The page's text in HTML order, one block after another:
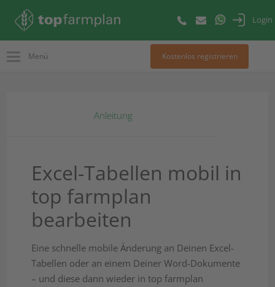
Login
Menü Kostenlos registrieren
Anleitung
Excel-Tabellen mobil in
top farmplan
bearbeiten
Eine schnelle mobile Änderung an Deinen Excel-
Tabellen oder an einem Deiner Word-Dokumente
– und diese dann wieder in top farmplan